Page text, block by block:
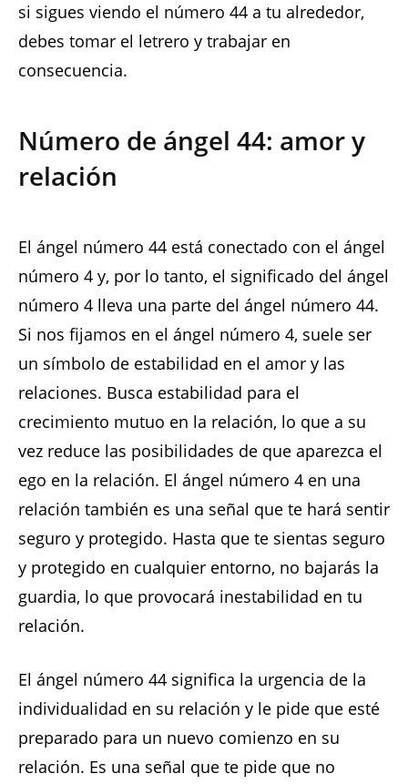
si sigues viendo el número 44 a tu alrededor,
debes tomar el letrero y trabajar en
consecuencia.
Número de ángel 44: amor y
relación
El ángel número 44 está conectado con el ángel
número 4 y, por lo tanto, el significado del ángel
número 4 lleva una parte del ángel número 44.
Si nos fijamos en el ángel número 4, suele ser
un símbolo de estabilidad en el amor y las
relaciones. Busca estabilidad para el
crecimiento mutuo en la relación, lo que a su
vez reduce las posibilidades de que aparezca el
ego en la relación. El ángel número 4 en una
relación también es una señal que te hará sentir
seguro y protegido. Hasta que te sientas seguro
y protegido en cualquier entorno, no bajarás la
guardia, lo que provocará inestabilidad en tu
relación.
El ángel número 44 significa la urgencia de la
individualidad en su relación y le pide que esté
preparado para un nuevo comienzo en su
relación. Es una señal que te pide que no